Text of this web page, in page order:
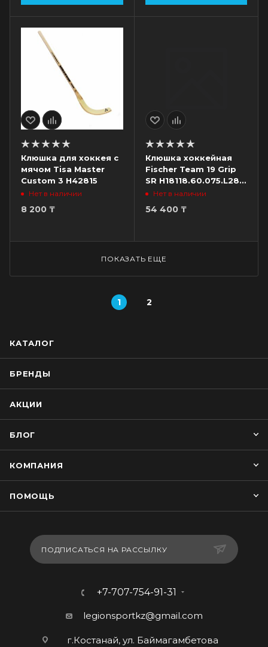
Клюшка для хоккея с
мячом Tisa Master
Custom 3 H42815
Нет в наличии
8 200 ₸
Клюшка хоккейная
Fischer Team 19 Grip
SR H18118.60.075.L28,
жесткость 75, загиб
Нет в наличии
54 400₸
ПОКАЗАТЬ ЕЩЕ
1 2
КАТАЛОГ
БРЕНДЫ
АКЦИИ
БЛОГ
КОМПАНИЯ
ПОМОЩЬ
ПОДПИСАТЬСЯ НА РАССЫЛКУ
+7-707-754-91-31
legionsportkz@gmail.com
г.Костанай, ул. Баймагамбетова